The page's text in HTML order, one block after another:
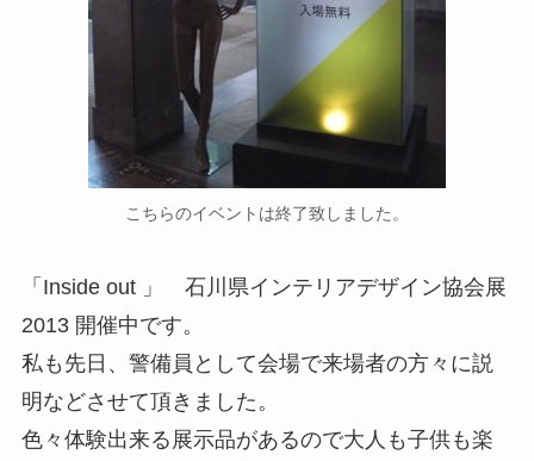
こちらのイベントは終了致しました。
「Inside out 」 石川県インテリアデザイン協会展
2013 開催中です。
私も先日、警備員として会場で来場者の方々に説
明などさせて頂きました。
色々体験出来る展示品があるので大人も子供も楽